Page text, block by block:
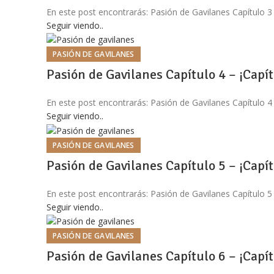
En este post encontrarás: Pasión de Gavilanes Capítulo
Seguir viendo..
PASIÓN DE GAVILANES
Pasión de Gavilanes Capítulo 4 –
En este post encontrarás: Pasión de Gavilanes Capítulo
Seguir viendo..
PASIÓN DE GAVILANES
Pasión de Gavilanes Capítulo 5 –
En este post encontrarás: Pasión de Gavilanes Capítulo
Seguir viendo..
PASIÓN DE GAVILANES
Pasión de Gavilanes Capítulo 6 –